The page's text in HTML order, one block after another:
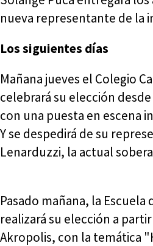
nueva representante de la
Los siguientes días
Mañana jueves el Colegio
celebrará su elección
con una puesta en escena
Y se despedirá de su
Lenarduzzi, la actual
Pasado mañana, la Escuela
realizará su elección a partir
Akropolis, con la temática